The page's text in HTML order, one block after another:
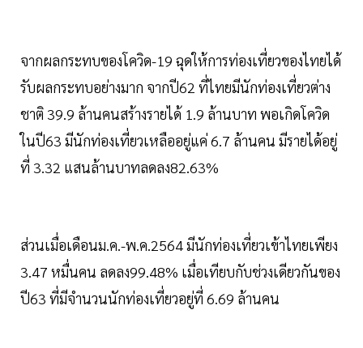
จากผลกระทบของโควิด-19 ฉุดให้การท่องเที่ยวของไทยได้
รับผลกระทบอย่างมาก จากปี62 ที่ไทยมีนักท่องเที่ยวต่าง
ชาติ 39.9 ล้านคนสร้างรายได้ 1.9 ล้านบาท พอเกิดโควิด
ในปี63 มีนักท่องเที่ยวเหลืออยู่แค่ 6.7 ล้านคน มีรายได้อยู่
ที่ 3.32 แสนล้านบาทลดลง82.63%
ส่วนเมื่อเดือนม.ค.-พ.ค.2564 มีนักท่องเที่ยวเข้าไทยเพียง
3.47 หมื่นคน ลดลง99.48% เมื่อเทียบกับช่วงเดียวกันของ
ปี63 ที่มีจำนวนนักท่องเที่ยวอยู่ที่ 6.69 ล้านคน